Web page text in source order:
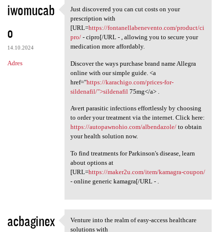
iwomucab
o
14.10.2024
Adres
Just discovered you can cut
Just discovered you can cut costs on your
prescription with
[URL=https://fontanellabenevento.com/product/ci
pro/- cipro[/URL - , allowing you to secure your
medication more affordably.
Discover the ways purchase brand name Allegra
online with our simple guide. <a
href="https://karachigo.com/prices-for-
sildenafil/">sildenafil 75mg</a> .
Avert parasitic infections effortlessly by choosing
to order your treatment via the internet. Click here:
https://autopawnohio.com/albendazole/to obtain
your health solution now.
To find treatments for Parkinson's disease, learn
about options at
[URL=https://maker2u.com/item/kamagra-coupon/
- online generic kamagra[/URL - .
acbaginex Venture into the realm of
Venture into the realm of easy-access healthcare
solutions with